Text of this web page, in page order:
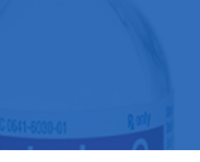
NO – Norsk bokmål
SK – Slovenčina